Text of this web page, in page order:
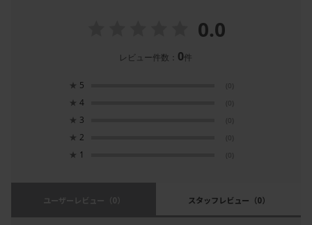
0.0
レビュー件数： 0件
★ 5 (0)
★ 4 (0)
★ 3 (0)
★ 2 (0)
★ 1 (0)
ユーザーレビュー （0） スタッフレビュー （0）